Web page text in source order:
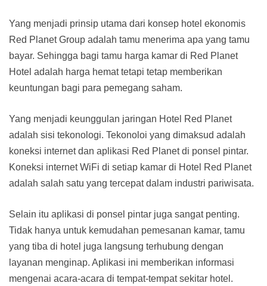
Yang menjadi prinsip utama dari konsep hotel ekonomis
Red Planet Group adalah tamu menerima apa yang tamu
bayar. Sehingga bagi tamu harga kamar di Red Planet
Hotel adalah harga hemat tetapi tetap memberikan
keuntungan bagi para pemegang saham.
Yang menjadi keunggulan jaringan Hotel Red Planet
adalah sisi tekonologi. Tekonoloi yang dimaksud adalah
koneksi internet dan aplikasi Red Planet di ponsel pintar.
Koneksi internet WiFi di setiap kamar di Hotel Red Planet
adalah salah satu yang tercepat dalam industri pariwisata.
Selain itu aplikasi di ponsel pintar juga sangat penting.
Tidak hanya untuk kemudahan pemesanan kamar, tamu
yang tiba di hotel juga langsung terhubung dengan
layanan menginap. Aplikasi ini memberikan informasi
mengenai acara-acara di tempat-tempat sekitar hotel.